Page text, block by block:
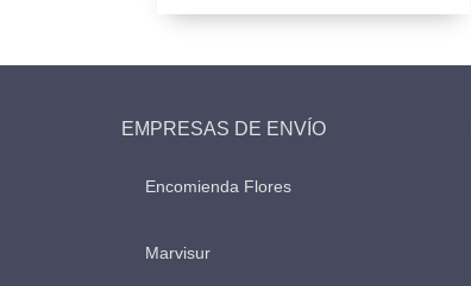
EMPRESAS DE ENVÍO
Encomienda Flores
Marvisur